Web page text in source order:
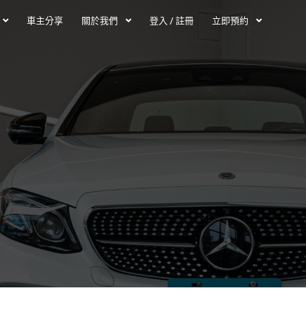
車主分享 關於我們 登入 / 註冊 立即預約